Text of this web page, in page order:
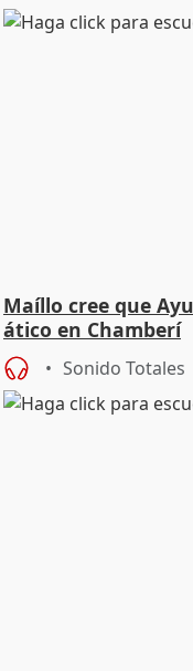
Maíllo cree que
ático en Chamberí
Sonido Totales